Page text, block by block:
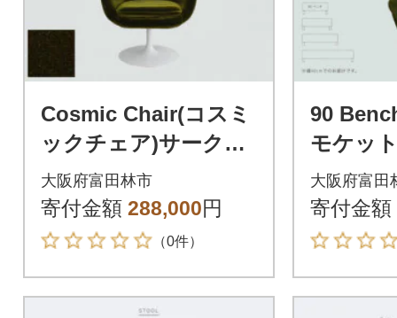
Cosmic Chair(コスミ
ックチェア)サークル
脚 モケット グリーン
【SWOF】
大阪府富田林市
寄付金額 288,000円
（0件）
90
モケッ
リーブ
WOF】
大阪府富田
寄付金額